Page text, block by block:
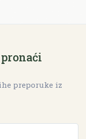
preporuke iz